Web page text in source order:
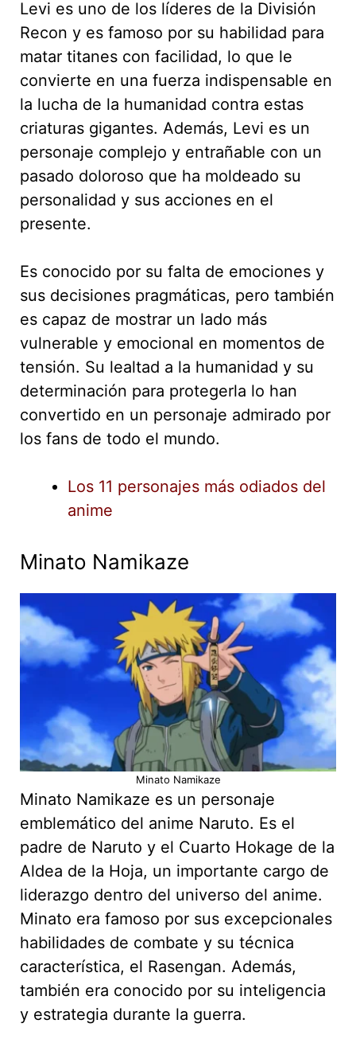
Levi es uno de los líderes de la División
Recon y es famoso por su habilidad para
matar titanes con facilidad, lo que le
convierte en una fuerza indispensable en
la lucha de la humanidad contra estas
criaturas gigantes. Además, Levi es un
personaje complejo y entrañable con un
pasado doloroso que ha moldeado su
personalidad y sus acciones en el
presente.
Es conocido por su falta de emociones y
sus decisiones pragmáticas, pero también
es capaz de mostrar un lado más
vulnerable y emocional en momentos de
tensión. Su lealtad a la humanidad y su
determinación para protegerla lo han
convertido en un personaje admirado por
los fans de todo el mundo.
Los 11 personajes más odiados del
anime
Minato Namikaze
Minato Namikaze
Minato Namikaze es un personaje
emblemático del anime Naruto. Es el
padre de Naruto y el Cuarto Hokage de la
Aldea de la Hoja, un importante cargo de
liderazgo dentro del universo del anime.
Minato era famoso por sus excepcionales
habilidades de combate y su técnica
característica, el Rasengan. Además,
también era conocido por su inteligencia
y estrategia durante la guerra.